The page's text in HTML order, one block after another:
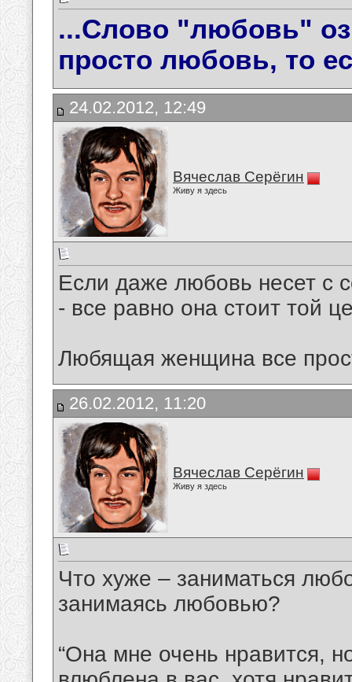
...Слово "любовь"
просто любовь, то
24.02.2012, 12:49
Вячеслав Серёгин
Живу я здесь
Если даже любовь несет с
- все равно она стоит той
Любящая женщина все
26.02.2012, 11:20
Вячеслав Серёгин
Живу я здесь
Что хуже – заниматься
занимаясь любовью?
“Она мне очень нравится,